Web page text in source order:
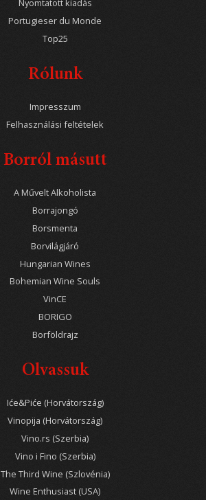
Nyomtatott kiadás
Portugieser du Monde
Top25
Rólunk
Impresszum
Felhasználási feltételek
Borról másutt
A Művelt Alkoholista
Borrajongó
Borsmenta
Borvilágjáró
Hungarian Wines
Bohemian Wine Souls
VinCE
BORIGO
Borföldrajz
Olvassuk
Iće&Piće (Horvátország)
Vinopija (Horvátország)
Vino.rs (Szerbia)
Vino i Fino (Szerbia)
The Third Wine (Szlovénia)
Wine Enthusiast (USA)